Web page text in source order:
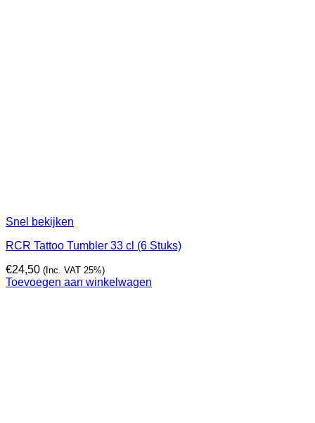
Snel bekijken
RCR Tattoo Tumbler 33 cl (6 Stuks)
€24,50 (Inc. VAT 25%)
Toevoegen aan winkelwagen